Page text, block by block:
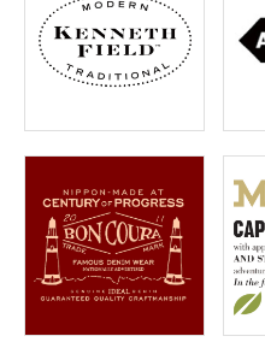
お問い合わせ
OFFICIAL WEB SITE
meeting_room ログイン 会